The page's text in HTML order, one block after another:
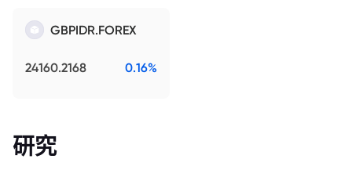
GBPIDR.FOREX
24160.2168 0.16%
研究